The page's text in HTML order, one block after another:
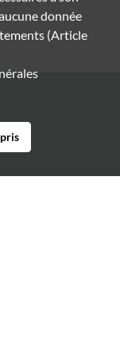
donnée
(Article